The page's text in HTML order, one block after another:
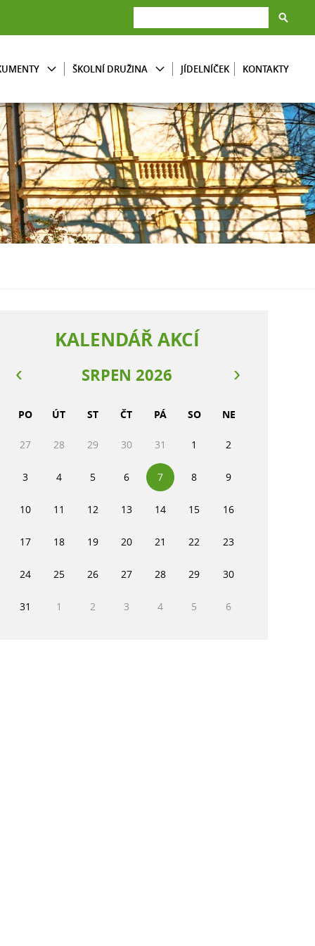
ŠKOLNÍ DRUŽINA JÍDELNÍČEK KONTAKTY
KALENDÁŘ AKCÍ
SRPEN 2026
PO ÚT ST ČT PÁ SO NE
27 28 29 30 31 1 2
3 4 5 6 7 8 9
10 11 12 13 14 15 16
17 18 19 20 21 22 23
24 25 26 27 28 29 30
31 1 2 3 4 5 6